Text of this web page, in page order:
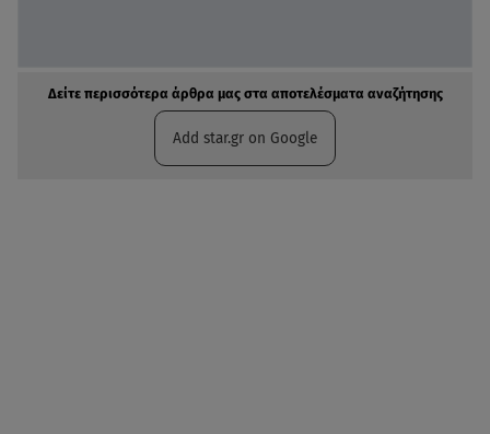
Δείτε περισσότερα άρθρα μας στα αποτελέσματα αναζήτησης
Add star.gr on Google